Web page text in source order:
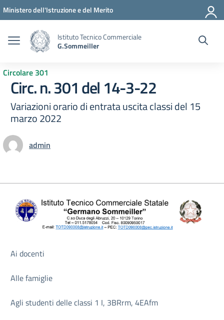
Vai ai contenuti
Vai al menu di navigazione
Vai al footer
Ministero dell'Istruzione e del Merito
Istituto Tecnico Commerciale
G.Sommeiller
Circolare 301
Circ. n. 301 del 14-3-22
Variazioni orario di entrata uscita classi del 15
marzo 2022
admin
Ai docenti
Alle famiglie
Agli studenti delle classi 1 I, 3BRrm, 4EAfm